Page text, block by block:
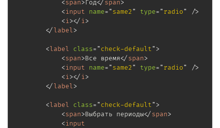
<span>Год</span>
<input name="same2" type="radio"
/>
<i></i>
</label>
<label class="check-default">
<span>Все время</span>
<input name="same2" type="radio"
/>
<i></i>
</label>
<label class="check-default">
<span>Выбрать периоды</span>
<input